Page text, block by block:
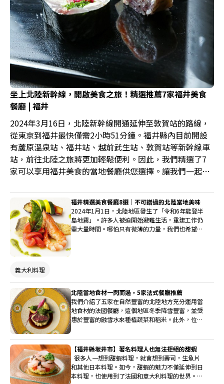
坐上北陸新幹線，開啟美食之旅！精選推薦7家福井美食
餐廳 | 福井
2024年3月16日，北陸新幹線開通延伸至敦賀站的路線，
從東京到福井最快僅需2小時51分鐘。福井縣內目前開設
有蘆原溫泉站、福井站、越前武生站、敦賀站等新幹線車
站，前往北陸之旅將更加輕鬆便利。因此，我們精選了7
家可以享用福井美食的當地餐廳供您選擇。讓我們一起搭
福井精選美食餐廳8選｜不可錯過的北陸當地美味
2024年1月1日，北陸地區發生了「令和6年能登半
島地震」。許多人被迫開始避難生活，重建工作仍
需大量時間。哪怕只有微薄的力量，我們也希望為
義大利料理
北陸當地食材一閃而過，5家法式餐廳推薦
我們介紹了五家在自然豐富的北陸地方充分運用當
地食材的法國餐廳，這個地區冬季降雪豐富，並受
惠於豐富的融雪水來種植蔬菜和稻米。此外，位於
多美食愛好者。當訪問北陸時，一定要嘗試這些以
當地食材為主的法國餐廳。
【福井縣坂井市】著名料理人也無法拒絕的甜蝦
很多人一想到甜蝦料理，就會想到壽司，生魚片
和其他日本料理。如今，甜蝦的魅力不僅延伸到日
本料理，也使用到了法國和意大利料理的世界。La